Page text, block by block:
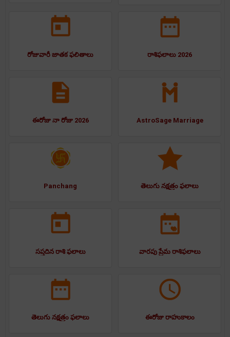
రోజువారీ జాతక ఫలితాలు రాశిఫలాలు 2026
ఈరోజు నా రోజు 2026 AstroSage Marriage
Panchang తెలుగు నక్షత్రం ఫలాలు
సప్తదిన రాశి ఫలాలు వారపు ప్రేమ రాశిఫలాలు
తెలుగు నక్షత్రం ఫలాలు ఈరోజు రాహుకాలం